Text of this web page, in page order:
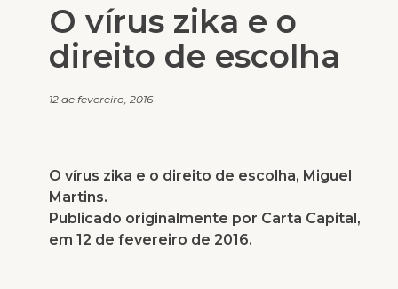
O vírus zika e o
direito de escolha
12 de fevereiro, 2016
O vírus zika e o direito de escolha, Miguel
Martins.
Publicado originalmente por Carta Capital,
em 12 de fevereiro de 2016.